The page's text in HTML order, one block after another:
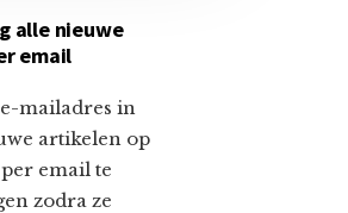
alle nieuwe
email
mailadres in
artikelen op
email te
zodra ze